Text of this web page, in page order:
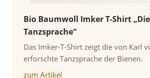
Bio Baumwoll Imker T-Shirt „Die
Tanzsprache“
Das Imker-T-Shirt zeigt die von Karl
erforschte Tanzsprache der Bienen.
zum Artikel